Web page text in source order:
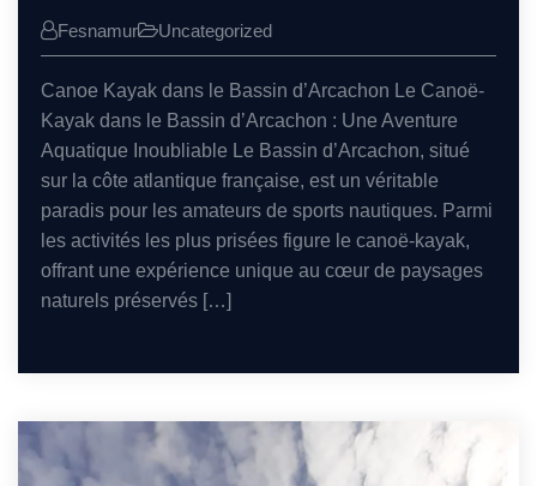
Fesnamur Uncategorized
Canoe Kayak dans le Bassin d’Arcachon Le Canoë-
Kayak dans le Bassin d’Arcachon : Une Aventure
Aquatique Inoubliable Le Bassin d’Arcachon, situé
sur la côte atlantique française, est un véritable
paradis pour les amateurs de sports nautiques. Parmi
les activités les plus prisées figure le canoë-kayak,
offrant une expérience unique au cœur de paysages
naturels préservés […]